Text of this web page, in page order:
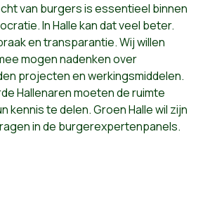
van burgers is essentieel binnen
In Halle kan dat veel beter.
en transparantie. Wij willen
mogen nadenken over
projecten en werkingsmiddelen.
Hallenaren moeten de ruimte
kennis te delen. Groen Halle wil zijn
in de burgerexpertenpanels.